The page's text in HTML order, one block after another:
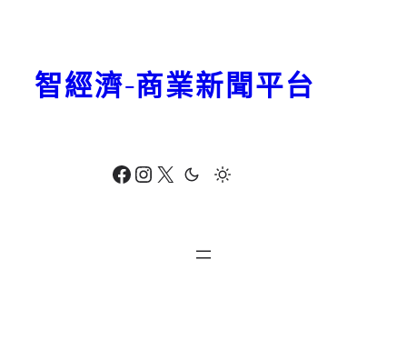
Facebook Instagram X
智經濟-商業新聞平台